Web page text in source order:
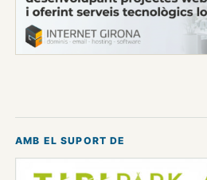
AMB EL SUPORT DE